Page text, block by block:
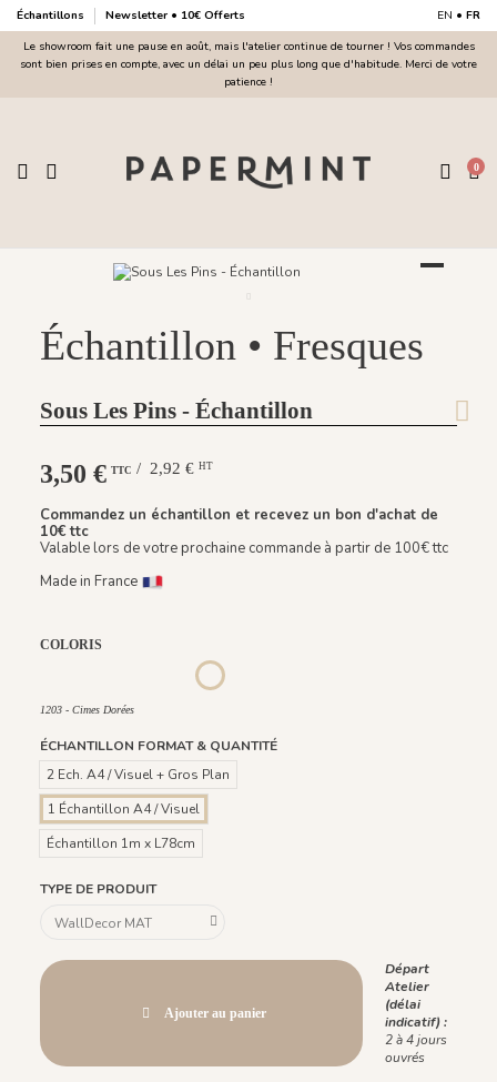
Échantillons Newsletter • 10€ Offerts EN • FR
Le showroom fait une pause en août, mais l'atelier continue de tourner ! Vos commandes
sont bien prises en compte, avec un délai un peu plus long que d'habitude. Merci de votre
patience !
0
Échantillon • Fresques
Sous Les Pins - Échantillon
3,50 € TTC / 2,92 € HT
Commandez un échantillon et recevez un bon d'achat de
10€ ttc
Valable lors de votre prochaine commande à partir de 100€ ttc
Made in France
COLORIS
1202 - Lavis1198 - Bleu Roche
1203 - Cimes Dorées
1203 - Cimes Dorées
ÉCHANTILLON FORMAT & QUANTITÉ
2 Ech. A4 / Visuel + Gros Plan
1 Échantillon A4 / Visuel
Échantillon 1m x L78cm
TYPE DE PRODUIT
Ajouter au panier
Départ
Atelier
(délai
indicatif) :
2 à 4 jours
ouvrés